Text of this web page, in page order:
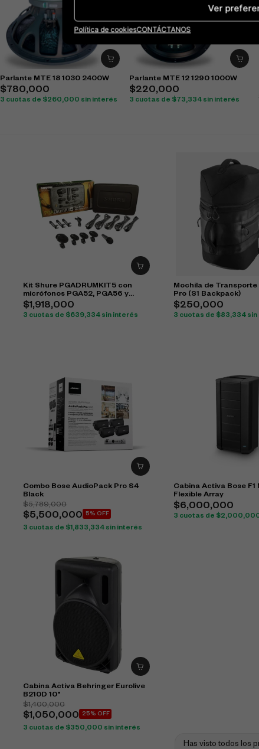
Ver
Política de cookiesCONTÁCTANOS
Parlante MTE 18 1030 2400W
$ 780,000
3 cuotas de $260,000 sin interés
Parlante MTE 12 1290 1000W
$220,000
3 cuotas de $ 73,334 sin interés
Kit Shure PGADRUMKIT5 con
micrófonos PGA52, PGA56 y
PGA57 para batería
$1,918,000
3 cuotas de $639,334 sin interés
Mochila de Transporte
Pro (S1 Backpack)
$250,000
3 cuotas de $83,334sin
Combo Bose AudioPack Pro S4
Black
$5,789,000
$5,500,000 5% OFF
3 cuotas de $1,833,334 sin interés
Cabina Activa Bose F1
Flexible Array
$6,000,000
3 cuotas de $
Cabina Activa Behringer Eurolive
B210D 10"
$1,400,000
$1,050,000 25% OFF
3 cuotas de $350,000 sin interés
Has visto todos los